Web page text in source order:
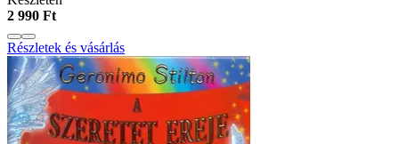
2 990 Ft
Részletek és vásárlás